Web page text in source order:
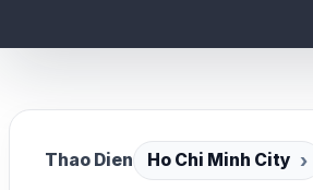
Thao Dien Ho Chi Minh City